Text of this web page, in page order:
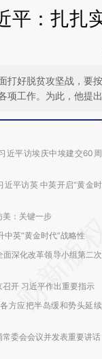
平：扎扎
打好脱贫攻坚战，要
项工作。为此，他提
近平访埃庆中埃建交60周
近平访英 中英开启“黄金时
美：关键一步
中英“黄金时代”战略性
面深化改革领导小组第二次
开 习近平作出重要指示
方应把半岛缓和势头延续
委会会议并发表重要讲话